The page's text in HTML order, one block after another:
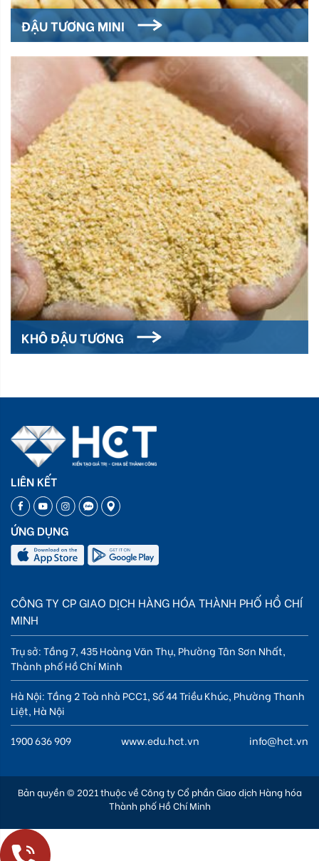
ĐẬU TƯƠNG MINI
KHÔ ĐẬU TƯƠNG
LIÊN KẾT
ỨNG DỤNG
CÔNG TY CP GIAO DỊCH HÀNG HÓA THÀNH PHỐ HỒ CHÍ
MINH
Trụ sở: Tầng 7, 435 Hoàng Văn Thụ, Phường Tân Sơn Nhất,
Thành phố Hồ Chí Minh
Hà Nội: Tầng 2 Toà nhà PCC1, Số 44 Triều Khúc, Phường Thanh
Liệt, Hà Nội
1900 636 909
www.edu.hct.vn info@hct.vn
Bản quyền © 2021 thuộc về Công ty Cổ phần Giao dịch Hàng hóa
Thành phố Hồ Chí Minh